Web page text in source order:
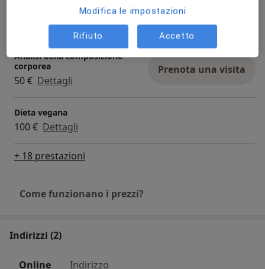
Consulenza online
Dettagli Prenota una visita
Analisi della composizione
corporea
50 € Dettagli
Prenota una visita
Dieta vegana
100 € Dettagli
+ 18 prestazioni
Come funzionano i prezzi?
Indirizzi (2)
Online Indirizzo
Modifica le impostazioni
Rifiuto Accetto